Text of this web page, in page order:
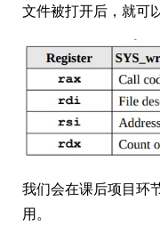
文件被打开后，就可
我们会在课后项目环
用。